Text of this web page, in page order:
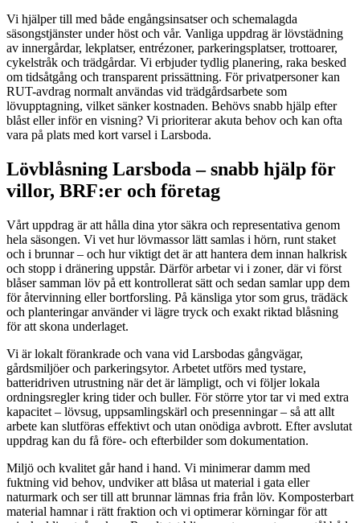
Vi hjälper till med både engångsinsatser och schemalagda
säsongstjänster under höst och vår. Vanliga uppdrag är lövstädning
av innergårdar, lekplatser, entrézoner, parkeringsplatser, trottoarer,
cykelstråk och trädgårdar. Vi erbjuder tydlig planering, raka besked
om tidsåtgång och transparent prissättning. För privatpersoner kan
RUT-avdrag normalt användas vid trädgårdsarbete som
lövupptagning, vilket sänker kostnaden. Behövs snabb hjälp efter
blåst eller inför en visning? Vi prioriterar akuta behov och kan ofta
vara på plats med kort varsel i Larsboda.
Lövblåsning Larsboda – snabb hjälp för
villor, BRF:er och företag
Vårt uppdrag är att hålla dina ytor säkra och representativa genom
hela säsongen. Vi vet hur lövmassor lätt samlas i hörn, runt staket
och i brunnar – och hur viktigt det är att hantera dem innan halkrisk
och stopp i dränering uppstår. Därför arbetar vi i zoner, där vi först
blåser samman löv på ett kontrollerat sätt och sedan samlar upp dem
för återvinning eller bortforsling. På känsliga ytor som grus, trädäck
och planteringar använder vi lägre tryck och exakt riktad blåsning
för att skona underlaget.
Vi är lokalt förankrade och vana vid Larsbodas gångvägar,
gårdsmiljöer och parkeringsytor. Arbetet utförs med tystare,
batteridriven utrustning när det är lämpligt, och vi följer lokala
ordningsregler kring tider och buller. För större ytor tar vi med extra
kapacitet – lövsug, uppsamlingskärl och presenningar – så att allt
arbete kan slutföras effektivt och utan onödiga avbrott. Efter avslutat
uppdrag kan du få före- och efterbilder som dokumentation.
Miljö och kvalitet går hand i hand. Vi minimerar damm med
fuktning vid behov, undviker att blåsa ut material i gata eller
naturmark och ser till att brunnar lämnas fria från löv. Komposterbart
material hamnar i rätt fraktion och vi optimerar körningar för att